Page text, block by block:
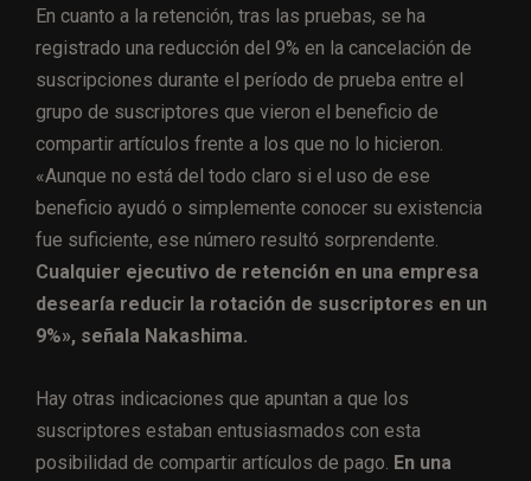
En cuanto a la retención, tras las pruebas, se ha
registrado una reducción del 9% en la cancelación de
suscripciones durante el período de prueba entre el
grupo de suscriptores que vieron el beneficio de
compartir artículos frente a los que no lo hicieron.
«Aunque no está del todo claro si el uso de ese
beneficio ayudó o simplemente conocer su existencia
fue suficiente, ese número resultó sorprendente.
Cualquier ejecutivo de retención en una empresa
desearía reducir la rotación de suscriptores en un
9%», señala Nakashima.
Hay otras indicaciones que apuntan a que los
suscriptores estaban entusiasmados con esta
posibilidad de compartir artículos de pago. En una